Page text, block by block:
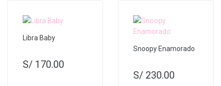
Libra Baby
S/ 170.00
Snoopy Enamorado
S/ 230.00